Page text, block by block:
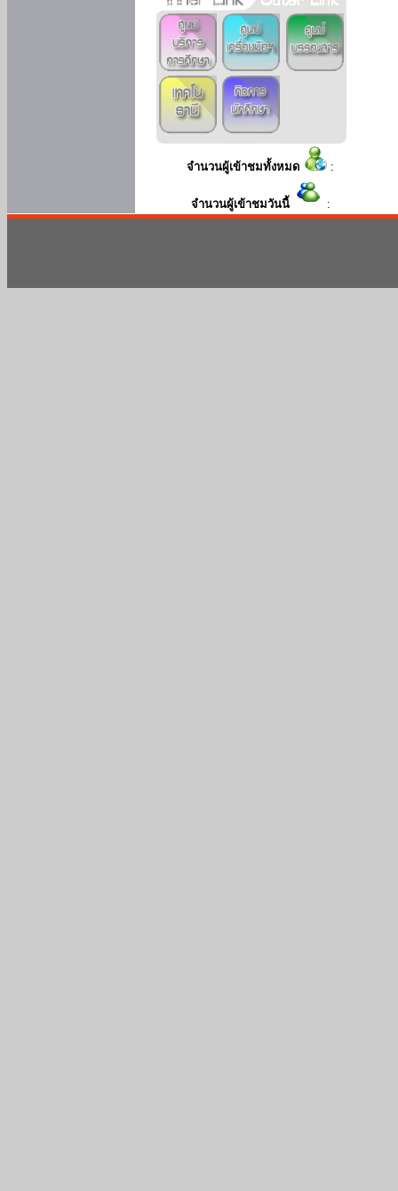
จำนวนผู้เข้าชมทั้งหมด :
จำนวนผู้เข้าชมวันนี้ :